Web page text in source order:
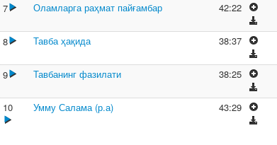
7 Оламларга раҳмат пайғамбар 42:22
8 Тавба ҳақида 38:37
9 Тавбанинг фазилати 38:25
10 Умму Салама (р.а) 43:29